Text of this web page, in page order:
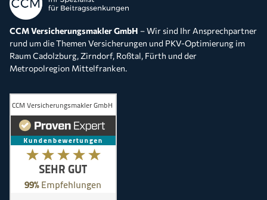
CCM Versicherungsmakler GmbH – Wir sind Ihr Ansprechpartner
rund um die Themen Versicherungen und PKV-Optimierung im
Raum Cadolzburg, Zirndorf, Roßtal, Fürth und der
Metropolregion Mittelfranken.